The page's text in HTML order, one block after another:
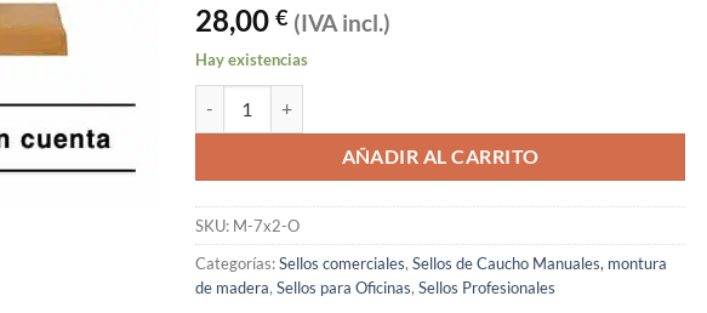
28,00 € (IVA incl.)
Hay existencias
AÑADIR AL CARRITO
SKU: M-7x2-O
Categorías:Sellos comerciales, Sellos de Caucho Manuales, montura
de madera, Sellos para Oficinas, Sellos Profesionales